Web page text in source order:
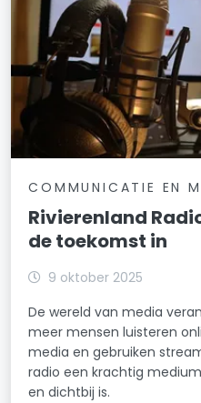
COMMUNICATIE EN
Rivierenland
de toekomst in
9 oktober 2025
De wereld van media
meer mensen luisteren
media en gebruiken
radio een krachtig
en dichtbij is.